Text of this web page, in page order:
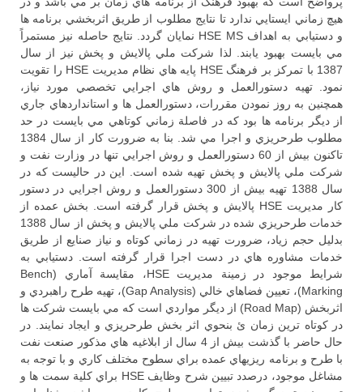
هيچ زماني ايستايي ندارد تا نتايج مطلوب از طريق اثربخشي برنامه ها
و دستيابي به اهداف HSE MS نمايان گردد. نتايج حاصله نيز مستمراً
مي بايست بهبود يابند. لذا شركت ملي پالايش و پخش نيز از سال
1387 با تمركز بر فرهنگ HSE پايه هاي نظام مديريت HSE را تقويت
نمود. تهيه دستورالعمل و روش هاي اجرايي تخصصي مورد نياز،
همچنين به روز نمودن مقررات، دستورالعمل ها و استانداردهاي جاري
از ديگر برنامه ها بود كه در فاصلة زماني كوتاهي مي بايست در حد
مطلوب طرحريزي و اجرا مي شد. بنا به ضرورت كار از سال 1384
تاكنون بيش از 60 دستورالعمل و روش اجرايي تنها در وزارت نفت و
شركت ملي پالايش و پخش تهيه شده است. اين در حاليست كه در
سال 1388 تهيه بيش از 300 دستورالعمل و روش اجرايي در دستور
كار مديريت HSE پالايش و پخش قرار گرفته است. بخش عمده از
خدمات طرحريزي شده در شركت ملي پالايش و پخش از سال 1388
بدليل حجم زياد، ضرورت تهيه در زماني كوتاه و نياز صنايع از طريق
خدمات مشاوره هاي در دست اجرا قرار گرفته است. دستيابي به
شرايط موجود در زمينة مديريت HSE، مقايسة آماري (Bench
Marking)، تعيين فضاهاي خالي (Gap Analysis)، تهيه طرح راهبردي و
اثربخش (Road Map) از ديگر مواردي است كه مي بايست شركت ها
در كوتاه ترين زمان ئ بنحوي اثر بخش طرحريزي و ايجاد نمايند. در
حال حاضر با گذشت بيش از 4 سال از ابلاغيه هاي مذكور صنعت نفت
با طرح و برنامه ريزيهاي عمده براي سطوح مختلف كاري و با توجه به
مشاغل موجود، درصدد تبيين شرح وظايف HSE براي كلية سمت ها و